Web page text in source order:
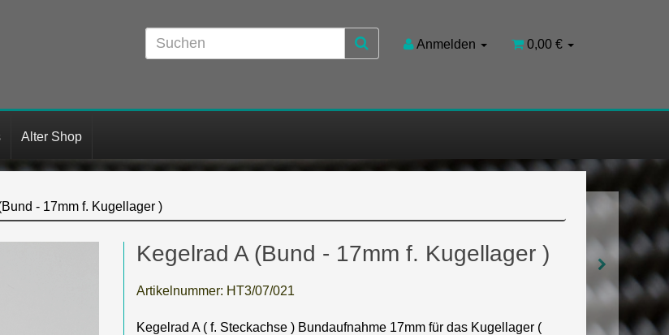
Anmelden 0,00 €
Alter Shop
- 17mm f. Kugellager )
Kegelrad A (Bund - 17mm f. Kugellager )
Artikelnummer: HT3/07/021
Kegelrad A ( f. Steckachse ) Bundaufnahme 17mm für das Kugellager (